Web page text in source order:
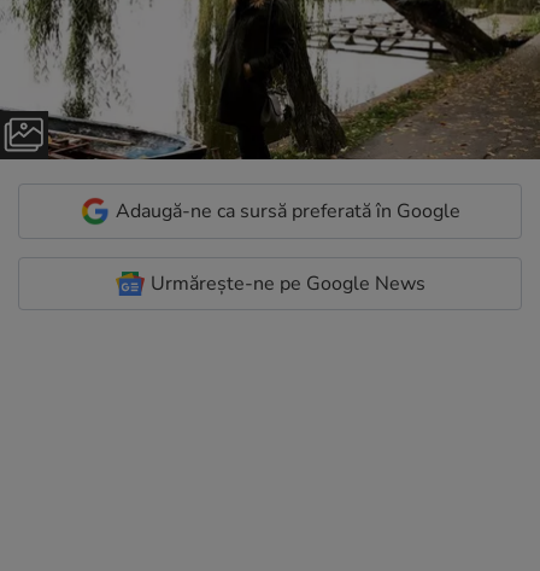
Adaugă-ne ca sursă preferată în Google
Urmărește-ne pe Google News